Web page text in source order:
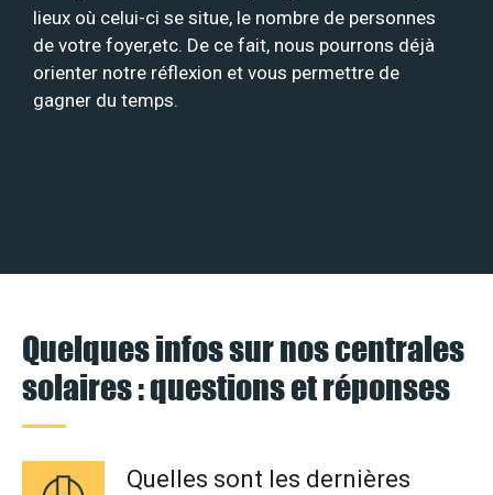
lieux où celui-ci se situe, le nombre de personnes
de votre foyer,etc. De ce fait, nous pourrons déjà
orienter notre réflexion et vous permettre de
gagner du temps.
Quelques infos sur nos centrales
solaires : questions et réponses
Quelles sont les dernières